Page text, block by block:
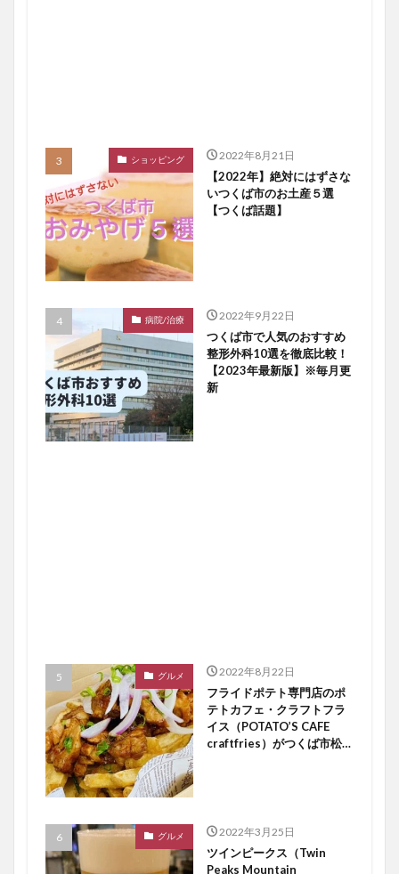
ショッピング 2022年8月21日
【2022年】絶対にはずさな
いつくば市のお土産５選
【つくば話題】
病院/治療 2022年9月22日
つくば市で人気のおすすめ
整形外科10選を徹底比較！
【2023年最新版】※毎月更
新
グルメ 2022年8月22日
フライドポテト専門店のポ
テトカフェ・クラフトフラ
イス（POTATO’S CAFE
craftfries）がつくば市松代
グルメ 2022年3月25日
ツインピークス（Twin
Peaks Mountain